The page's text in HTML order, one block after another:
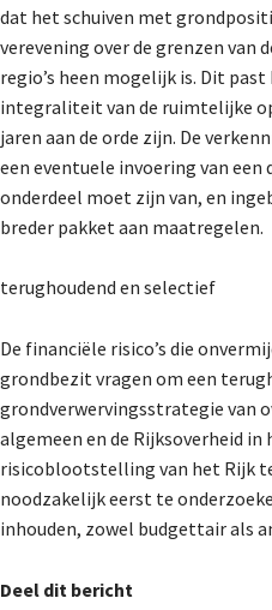
dat het schuiven met
verevening over de grenzen van
regio’s heen mogelijk is. Dit past
integraliteit van de ruimtelijke
jaren aan de orde zijn. De
een eventuele invoering van
onderdeel moet zijn van, en
breder pakket aan maatregelen.
terughoudend en selectief
De financiële risico’s die
grondbezit vragen om een
grondverwervingsstrategie van
algemeen en de Rijksoverheid in
risicoblootstelling van het Rijk
noodzakelijk eerst te
inhouden, zowel budgettair als
Deel dit bericht